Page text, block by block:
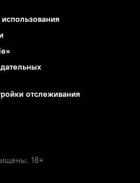
отслеживания
18+